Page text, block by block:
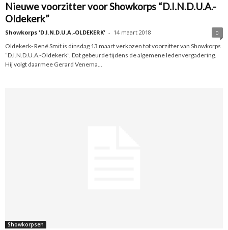
Nieuwe voorzitter voor Showkorps “D.I.N.D.U.A.-
Oldekerk”
Showkorps 'D.I.N.D.U.A.-OLDEKERK' - 14 maart 2018
0
Oldekerk- René Smit is dinsdag 13 maart verkozen tot voorzitter van Showkorps
“D.I.N.D.U.A.-Oldekerk”. Dat gebeurde tijdens de algemene ledenvergadering.
Hij volgt daarmee Gerard Venema...
Showkorpsen